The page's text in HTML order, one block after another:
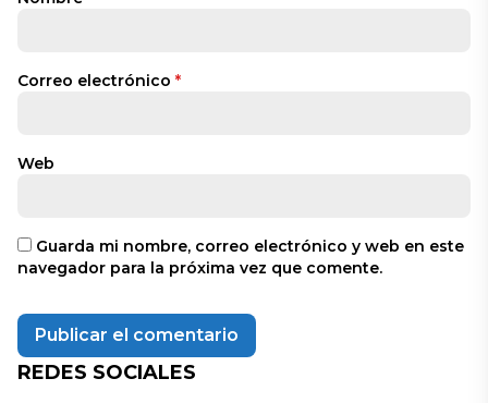
Correo electrónico *
Web
Guarda mi nombre, correo electrónico y web en este
navegador para la próxima vez que comente.
REDES SOCIALES